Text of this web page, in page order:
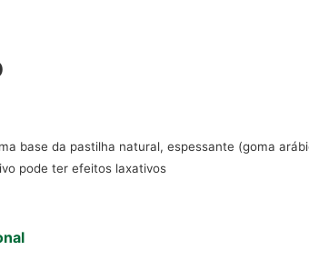
base da pastilha natural, espessante (goma
pode ter efeitos laxativos